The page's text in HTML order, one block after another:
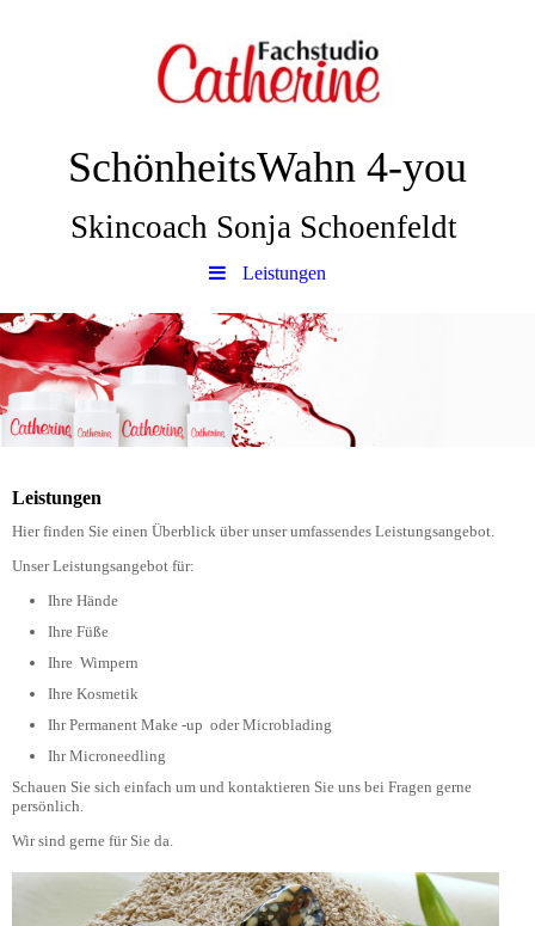
SchönheitsWahn 4-you
Skincoach Sonja Schoenfeldt
Leistungen
Leistungen
Hier finden Sie einen Überblick über unser umfassendes Leistungsangebot.
Unser Leistungsangebot für:
Ihre Hände
Ihre Füße
Ihre Wimpern
Ihre Kosmetik
Ihr Permanent Make -up oder Microblading
Ihr Microneedling
Schauen Sie sich einfach um und kontaktieren Sie uns bei Fragen gerne
persönlich.
Wir sind gerne für Sie da.